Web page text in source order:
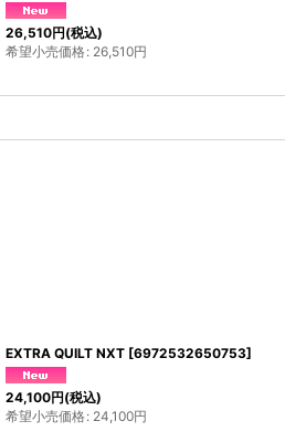
26,510円(税込)
希望小売価格: 26,510円
] U.L. THERMAWRAP PANTS
希望小売価格